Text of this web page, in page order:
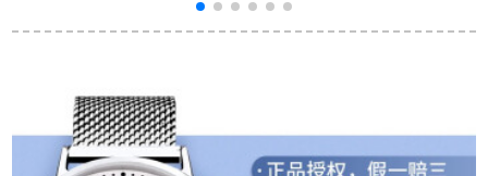
ラドゥブ女性時計ミ
女縁刃真珠貝母さん
の時計は簡単ベルト
ートドKK-W 22